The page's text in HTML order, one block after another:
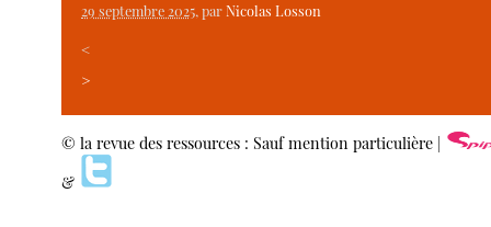
29 septembre 2025, parNicolas Losson
<
>
© la revue des ressources : Sauf mention particulière |
&